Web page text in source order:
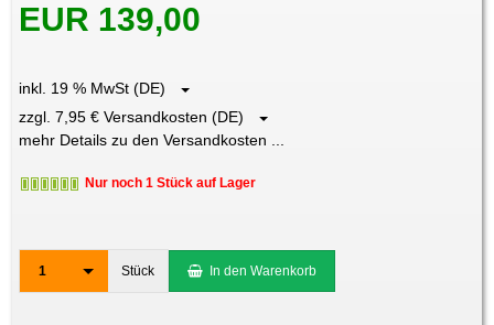
EUR 139,00
inkl. 19 % MwSt (DE)
zzgl. 7,95 € Versandkosten (DE)
mehr Details zu den Versandkosten ...
Nur noch 1 Stück auf Lager
1 Stück In den Warenkorb